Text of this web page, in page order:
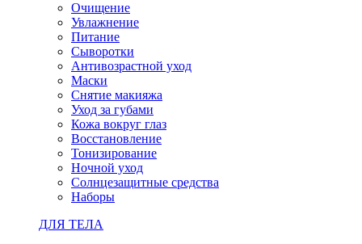
Очищение
Увлажнение
Питание
Сыворотки
Антивозрастной уход
Маски
Снятие макияжа
Уход за губами
Кожа вокруг глаз
Восстановление
Тонизирование
Ночной уход
Солнцезащитные средства
Наборы
ДЛЯ ТЕЛА